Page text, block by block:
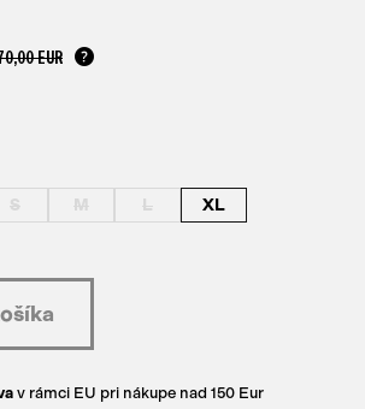
EUR
S M L XL
v rámci EU pri nákupe nad 150 Eur